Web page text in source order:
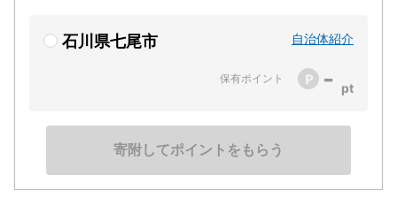
石川県七尾市 自治体紹介
保有ポイント -
寄附してポイントをもらう